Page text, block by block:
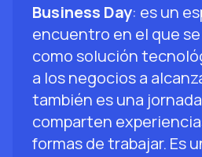
Business Day: es un
encuentro en el que
como solución
a los negocios a
también es una
comparten
formas de trabajar. Es